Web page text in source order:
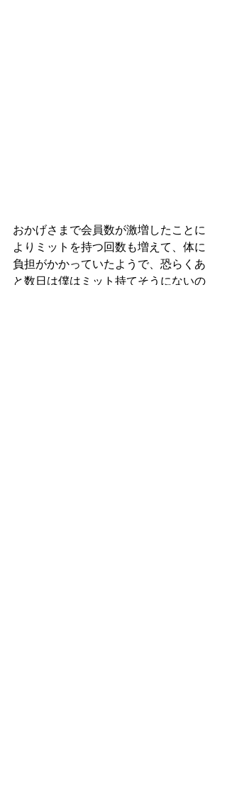
おかげさまで会員数が激増したことに
よりミットを持つ回数も増えて、体に
負担がかかっていたようで、恐らくあ
と数日は僕はミット持てそうにないの